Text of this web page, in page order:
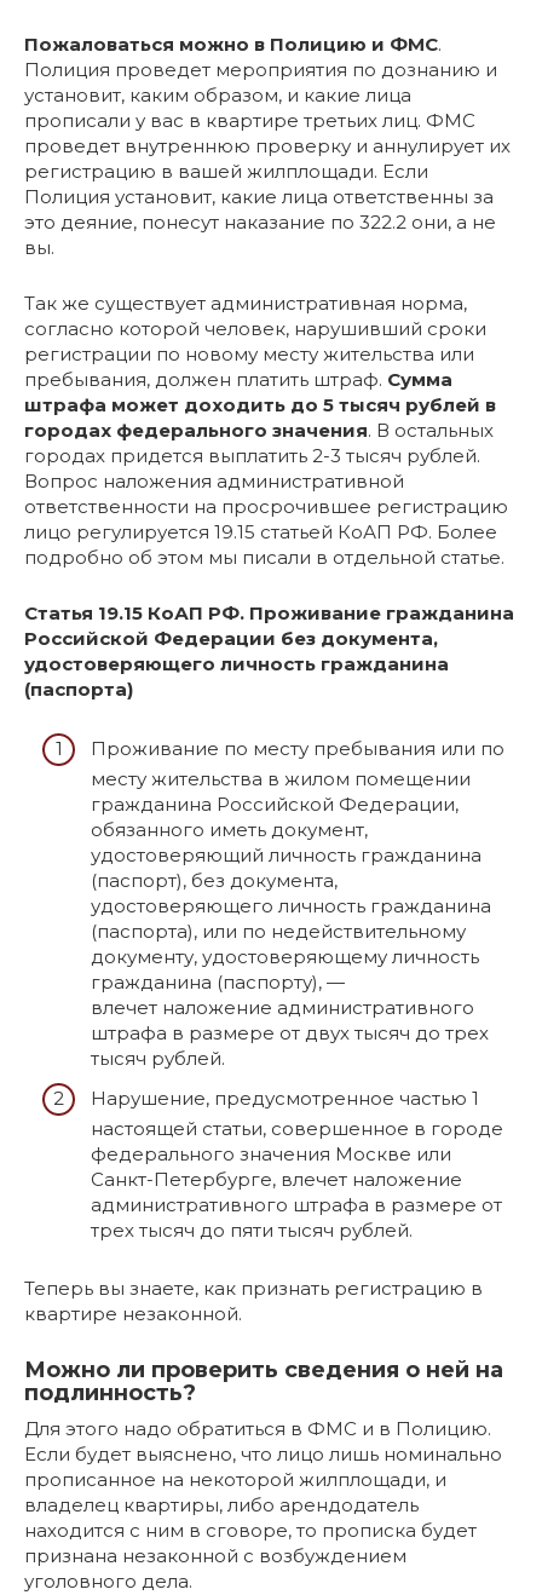
Пожаловаться можно в Полицию и ФМС.
Полиция проведет мероприятия по дознанию и
установит, каким образом, и какие лица
прописали у вас в квартире третьих лиц. ФМС
проведет внутреннюю проверку и аннулирует их
регистрацию в вашей жилплощади. Если
Полиция установит, какие лица ответственны за
это деяние, понесут наказание по 322.2 они, а не
вы.
Так же существует административная норма,
согласно которой человек, нарушивший сроки
регистрации по новому месту жительства или
пребывания, должен платить штраф. Сумма
штрафа может доходить до 5 тысяч рублей в
городах федерального значения. В остальных
городах придется выплатить 2-3 тысяч рублей.
Вопрос наложения административной
ответственности на просрочившее регистрацию
лицо регулируется 19.15 статьей КоАП РФ. Более
подробно об этом мы писали в отдельной статье.
Статья 19.15 КоАП РФ. Проживание гражданина
Российской Федерации без документа,
удостоверяющего личность гражданина
(паспорта)
Проживание по месту пребывания или по
месту жительства в жилом помещении
гражданина Российской Федерации,
обязанного иметь документ,
удостоверяющий личность гражданина
(паспорт), без документа,
удостоверяющего личность гражданина
(паспорта), или по недействительному
документу, удостоверяющему личность
гражданина (паспорту), —
влечет наложение административного
штрафа в размере от двух тысяч до трех
тысяч рублей.
Нарушение, предусмотренное частью 1
настоящей статьи, совершенное в городе
федерального значения Москве или
Санкт-Петербурге, влечет наложение
административного штрафа в размере от
трех тысяч до пяти тысяч рублей.
Теперь вы знаете, как признать регистрацию в
квартире незаконной.
Можно ли проверить сведения о ней на
подлинность?
Для этого надо обратиться в ФМС и в Полицию.
Если будет выяснено, что лицо лишь номинально
прописанное на некоторой жилплощади, и
владелец квартиры, либо арендодатель
находится с ним в сговоре, то прописка будет
признана незаконной с возбуждением
уголовного дела.